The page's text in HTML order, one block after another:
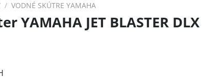
/ VODNÉ SKÚTRE YAMAHA
YAMAHA JET BLASTER DLX